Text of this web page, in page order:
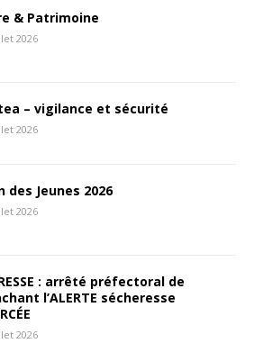
& Patrimoine
2026
– vigilance et sécurité
2026
des Jeunes 2026
2026
: arrêté préfectoral de
l’ALERTE sécheresse
2026